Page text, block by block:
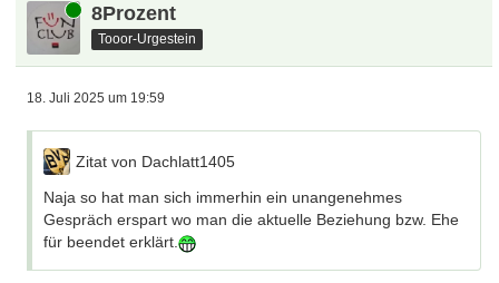
Online 8Prozent
Tooor-Urgestein
18. Juli 2025 um 19:59
Zitat von Dachlatt1405
Naja so hat man sich immerhin ein unangenehmes
Gespräch erspart wo man die aktuelle Beziehung bzw. Ehe
für beendet erklärt.